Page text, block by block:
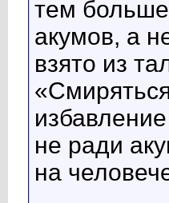
тем больше
акумов, а
взято из
не ради
на